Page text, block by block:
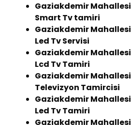
Gaziakdemir Mahallesi
Smart Tv tamiri
Gaziakdemir Mahallesi
Led Tv Servisi
Gaziakdemir Mahallesi
Lcd Tv Tamiri
Gaziakdemir Mahallesi
Televizyon Tamircisi
Gaziakdemir Mahallesi
Led Tv Tamiri
Gaziakdemir Mahallesi